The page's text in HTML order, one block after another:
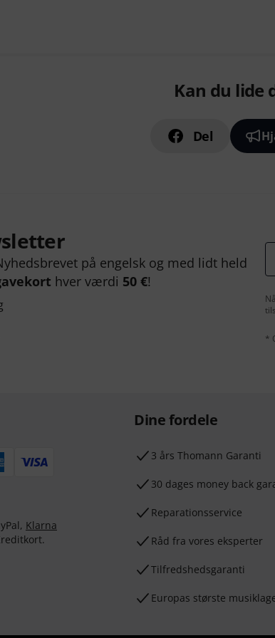
Kan du lide
Del
på engelsk og med lidt held
hver værdi 50 €!
*
Klarna
Dine fordele
3 års Thomann Garanti
30 dages money back
Reparationsservice
Råd fra vores eksperter
Tilfredshedsgaranti
Europas største